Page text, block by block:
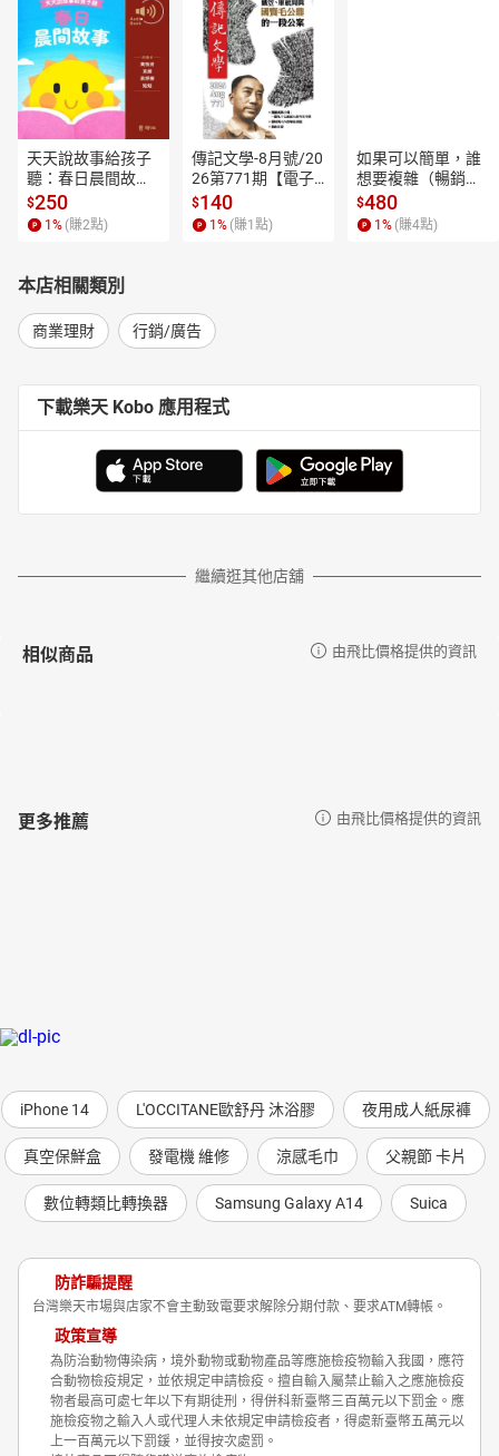
天天說故事給孩子
聽：春日晨間故事
【有聲書】
$250
1 % (賺2點)
傳記文學-8月號/20
26第771期【電子
書】
$140
1 % (賺1 點)
如果可以簡單，誰
想要複雜（暢銷經
典新編版）【電子
書】
$480
1 % (賺4點)
本店相關類別
商業理財 行銷/廣告
下載樂天 Kobo 應用程式
繼續逛其他店舖
相似商品 由飛比價格提供的資訊
更多推薦 由飛比價格提供的資訊
iPhone 14 L'OCCITANE歐舒丹 沐浴膠 夜用成人紙尿褲
真空保鮮盒 發電機 維修 涼感毛巾 父親節 卡片
數位轉類比轉換器 Samsung Galaxy A14 Suica
防詐騙提醒
台灣樂天市場與店家不會主動致電要求解除分期付款、要求ATM轉帳。
政策宣導
為防治動物傳染病，境外動物或動物產品等應施檢疫物輸入我國，應符
合動物檢疫規定，並依規定申請檢疫。擅自輸入屬禁止輸入之應施檢疫
物者最高可處七年以下有期徒刑，得併科新臺幣三百萬元以下罰金。應
施檢疫物之輸入人或代理人未依規定申請檢疫者，得處新臺幣五萬元以
上一百萬元以下罰鍰，並得按次處罰。